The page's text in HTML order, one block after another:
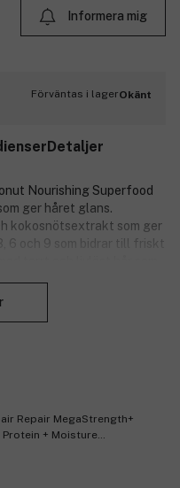
Informera mig
Förväntas i lagerOkänt
Detaljer
Nourishing Superfood
ger håret glans.
kokosnötsextrakt som ger
6 och 9 som bidrar till friskt
Repair MegaStrength+
Protein + Moisture